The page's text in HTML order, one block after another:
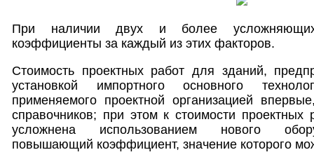
При наличии двух и более
коэффициенты за каждый из этих факторов.
Стоимость проектных работ для зданий,
установкой импортного основного
применяемого проектной организацией
справочников; при этом к стоимости проектных
усложнена использованием нового
повышающий коэффициент, значение которого